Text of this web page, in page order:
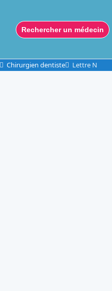
Rechercher un médecin
Chirurgien dentiste Lettre N